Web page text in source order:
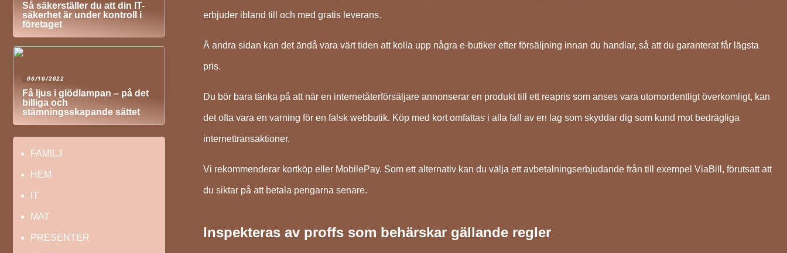
erbjuder ibland till och med gratis leverans.
Å andra sidan kan det ändå vara värt tiden att kolla upp några e-butiker efter försäljning innan du handlar, så att du garanterat får lägsta
pris.
Du bör bara tänka på att när en internetåterförsäljare annonserar en produkt till ett reapris som anses vara utomordentligt överkomligt, kan
det ofta vara en varning för en falsk webbutik. Köp med kort omfattas i alla fall av en lag som skyddar dig som kund mot bedrägliga
internettransaktioner.
Vi rekommenderar kortköp eller MobilePay. Som ett alternativ kan du välja ett avbetalningserbjudande från till exempel ViaBill, förutsatt att
du siktar på att betala pengarna senare.
Inspekteras av proffs som behärskar gällande regler
Så säkerställer du att din IT-
säkerhet är under kontroll i
företaget
06/10/2022
Få ljus i glödlampan – på det
billiga och
stämningsskapande sättet
FAMILJ
HEM
IT
MAT
PRESENTER